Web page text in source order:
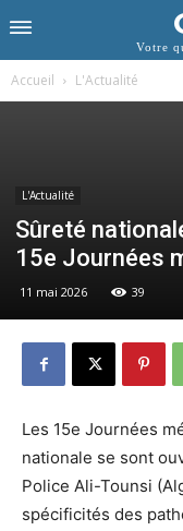
Votre
Accueil L'Actualité
L'Actualité
Sûreté
15e Journées
11 mai 2026 39
Les 15e Journées
nationale se sont
Police Ali-Tounsi
spécificités des